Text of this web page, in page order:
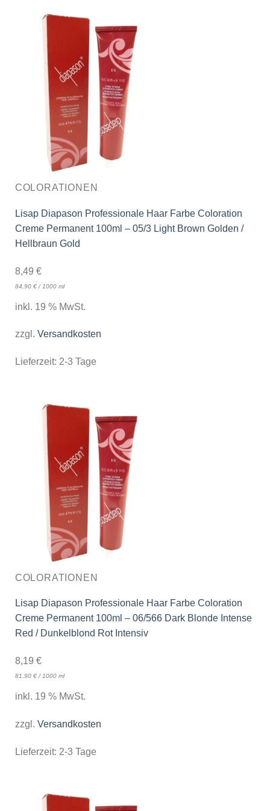
COLORATIONEN
Lisap Diapason Professionale Haar Farbe Coloration
Creme Permanent 100ml – 05/3 Light Brown Golden /
Hellbraun Gold
8,49 €
84,90 €/ 1000 ml
inkl. 19 % MwSt.
zzgl. Versandkosten
Lieferzeit: 2-3 Tage
COLORATIONEN
Lisap Diapason Professionale Haar Farbe Coloration
Creme Permanent 100ml – 06/566 Dark Blonde Intense
Red / Dunkelblond Rot Intensiv
8,19 €
81,90 €/ 1000 ml
inkl. 19 % MwSt.
zzgl. Versandkosten
Lieferzeit: 2-3 Tage